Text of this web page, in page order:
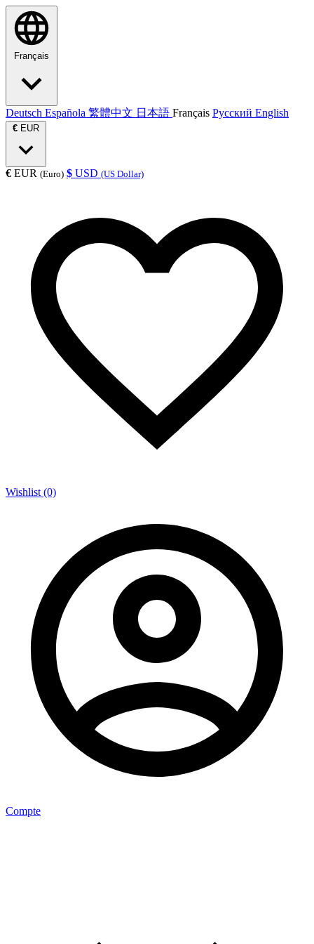
Français
Deutsch Española 繁體中文 日本語 Français Русский English
€ EUR
€ EUR (Euro) $ USD (US Dollar)
Wishlist (0)
Compte